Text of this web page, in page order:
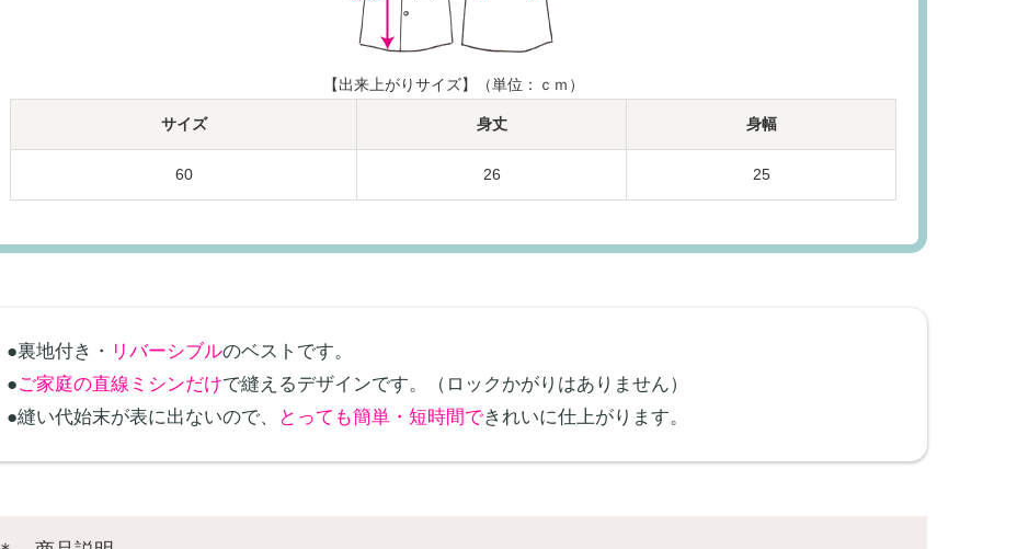
【出来上がりサイズ】（単位：ｃｍ）
サイズ 身丈 身幅
60 26 25
●裏地付き・ リバーシブルのベストです。
●ご家庭の直線ミシンだけで縫えるデザインです。（ロックかがりはありません）
●縫い代始末が表に出ないので、
とっても簡単・短時間できれいに仕上がります。